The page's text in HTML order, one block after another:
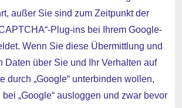
außer Sie sind zum Zeitpunkt der
Plug-ins bei Ihrem Google-
Wenn Sie diese Übermittlung und
Daten über Sie und Ihr Verhalten auf
durch „Google“ unterbinden wollen,
„Google“ ausloggen und zwar bevor